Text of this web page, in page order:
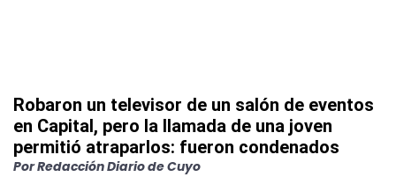
Robaron un televisor de un salón de eventos
en Capital, pero la llamada de una joven
permitió atraparlos: fueron condenados
PorRedacción Diario de Cuyo